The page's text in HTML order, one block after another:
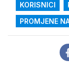
KORISNICI
PROMJENE